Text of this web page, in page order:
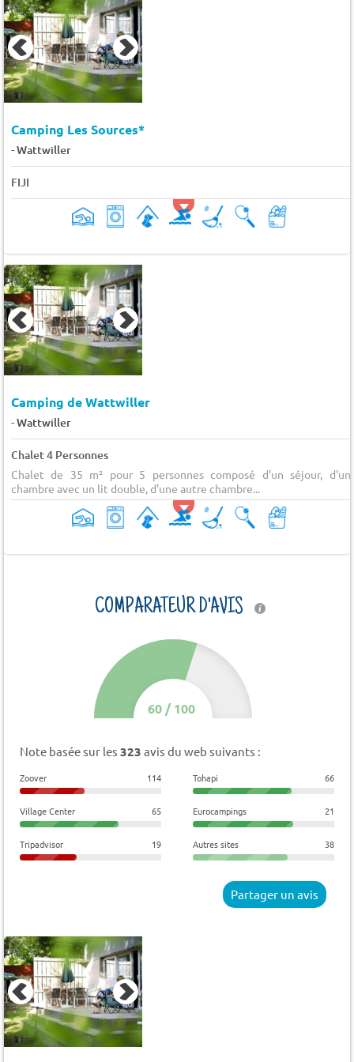
Camping Les Sources*
-Wattwiller
FIJI
Camping de Wattwiller
-Wattwiller
Chalet 4 Personnes
Chalet de 35 m² pour 5 personnes composé d'un séjour,
chambre avec un lit double, d'une autre chambre...
COMPARATEUR D'AVIS
60/100
Note basée sur les 323 avis du web suivants :
Zoover 114 Tohapi 66
Village Center 65 Eurocampings 21
Tripadvisor 19 Autres sites 38
Partager un avis